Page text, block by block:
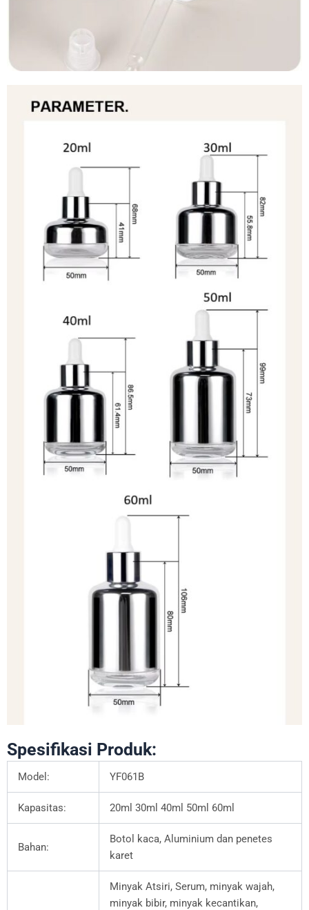
Spesifikasi Produk:
Model: YF061B
Kapasitas: 20ml 30ml 40ml 50ml 60ml
Bahan:
Botol kaca, Aluminium dan penetes
karet
Minyak Atsiri, Serum, minyak wajah,
minyak bibir, minyak kecantikan,